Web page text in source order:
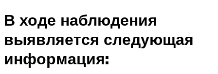
В ходе наблюдения
выявляется следующая
информация: